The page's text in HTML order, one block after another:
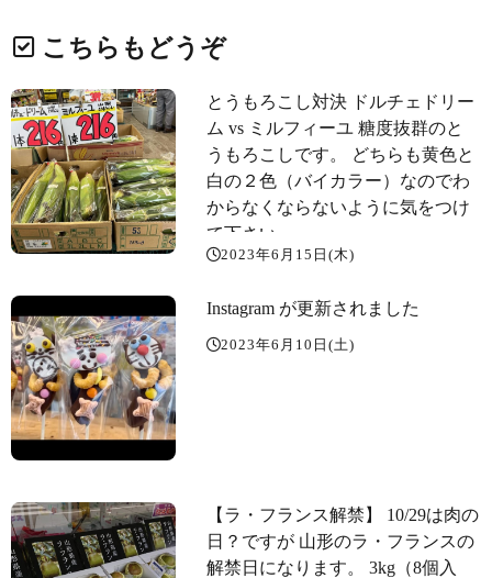
こちらもどうぞ
とうもろこし対決 ドルチェドリー
ム vs ミルフィーユ 糖度抜群のと
うもろこしです。 どちらも黄色と
白の２色（バイカラー）なのでわ
からなくならないように気をつけ
て下さい。
2023年6月15日(木)
Instagram が更新されました
2023年6月10日(土)
【ラ・フランス解禁️】 10/29は肉の
日？ですが 山形のラ・フランスの
解禁日になります。 3kg（8個入